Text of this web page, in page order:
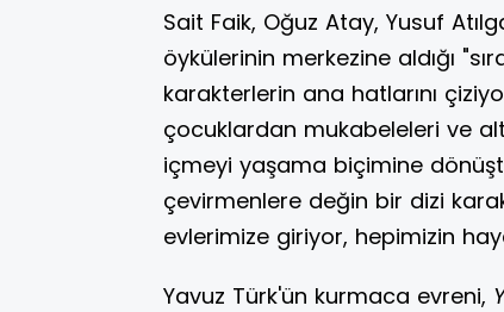
Sait Faik, Oğuz Atay, Yusuf
öykülerinin merkezine aldığı
karakterlerin ana hatlarını
çocuklardan mukabeleleri ve
içmeyi yaşama biçimine
çevirmenlere değin bir dizi
evlerimize giriyor, hepimizin
Yavuz Türk'ün kurmaca evreni,